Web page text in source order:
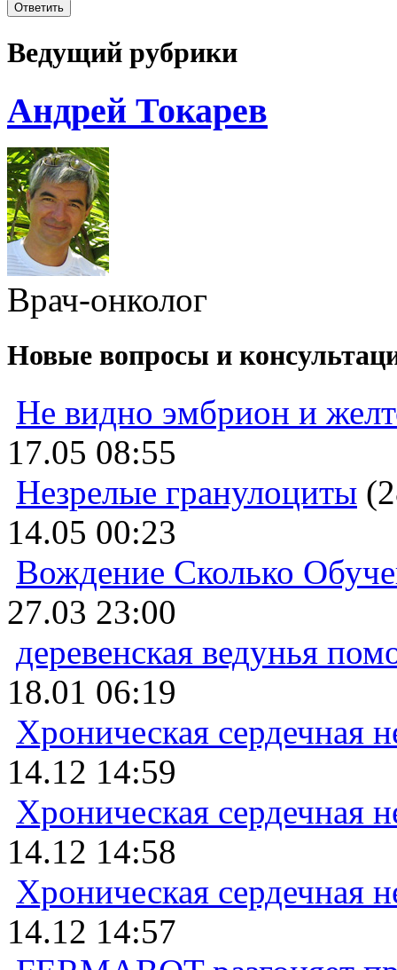
Ведущий рубрики
Андрей Токарев
Врач-онколог
Новые вопросы и
Не видно эмбрион и
17.05 08:55
Незрелые гранулоциты
14.05 00:23
Вождение Сколько
27.03 23:00
деревенская ведунья
18.01 06:19
Хроническая сердечная
14.12 14:59
Хроническая сердечная
14.12 14:58
Хроническая сердечная
14.12 14:57